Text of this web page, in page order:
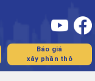
Báo giá
xây phần thô